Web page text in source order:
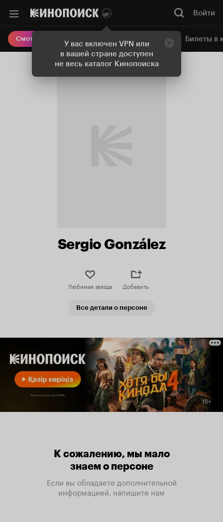
У вас включен VPN или
в вашей стране доступен
не весь каталог Кинопоиска
Войти
Смотреть кино Онлайн-кинотеатр Билеты в
Sergio González
Любимая звезда Добавить
Все детали о персоне
К сожалению, мы мало
знаем о персоне
Если вы обладаете дополнительной
информацией, напишите нам